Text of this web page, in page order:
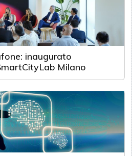
inaugurato
Milano